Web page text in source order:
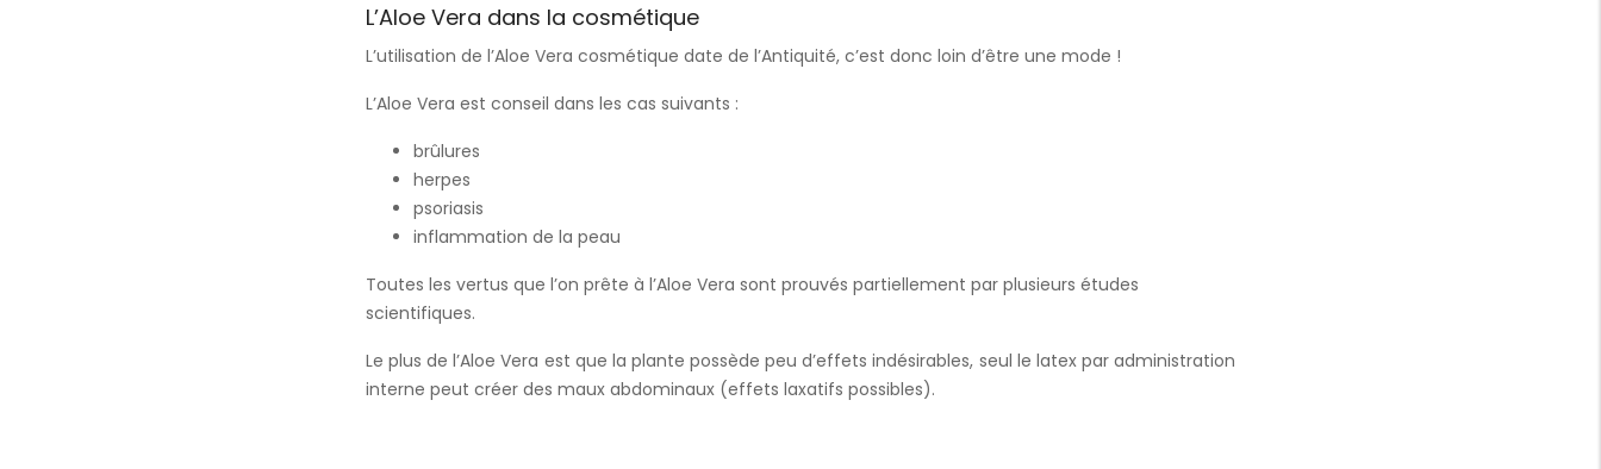
L’Aloe Vera dans la cosmétique
L’utilisation de l’Aloe Vera cosmétique date de l’Antiquité, c’est donc loin d’être une mode !
L’Aloe Vera est conseil dans les cas suivants :
brûlures
herpes
psoriasis
inflammation de la peau
Toutes les vertus que l’on prête à l’Aloe Vera sont prouvés partiellement par plusieurs études
scientifiques.
Le plus de l’Aloe Vera est que la plante possède peu d’effets indésirables, seul le latex par administration
interne peut créer des maux abdominaux (effets laxatifs possibles).